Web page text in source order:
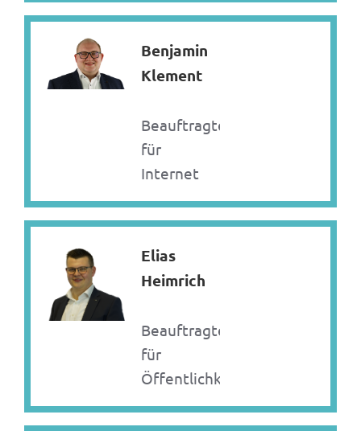
Benjamin
Klement
Beauftragter
für
Internet
Elias
Heimrich
Beauftragter
für
Öffentlichkeitsarbeit